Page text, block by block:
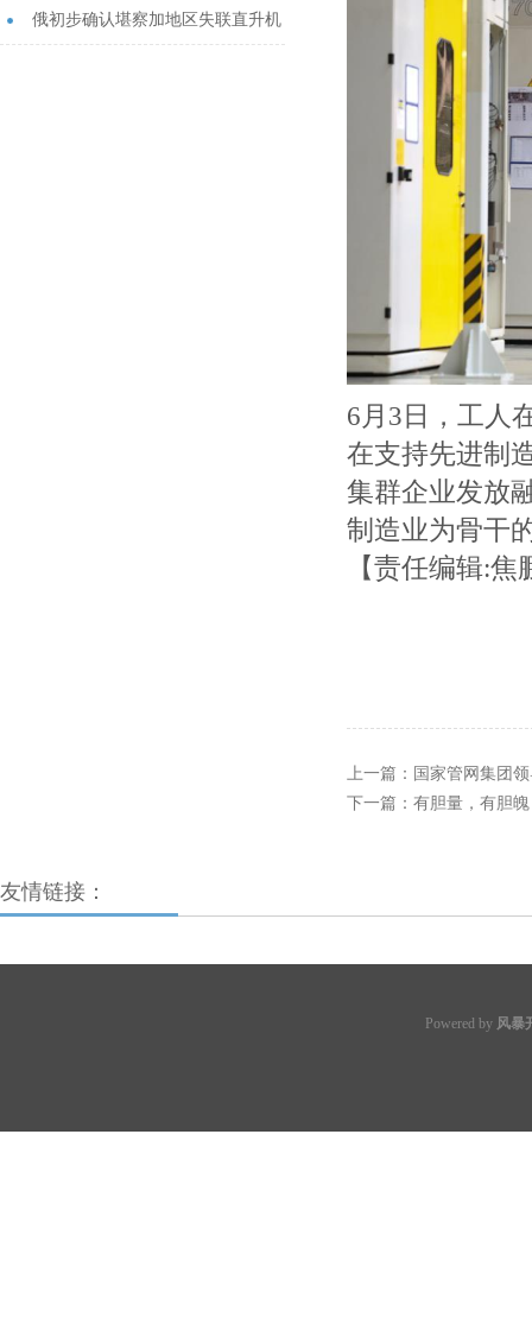
俄初步确认堪察加地区失联直升机
6月3日，工人
在支持先进制
集群企业发放
制造业为骨干
【责任编辑:焦
上一篇： 国家管网集团
下一篇： 有胆量，有胆
友情链接：
Powered by 风暴